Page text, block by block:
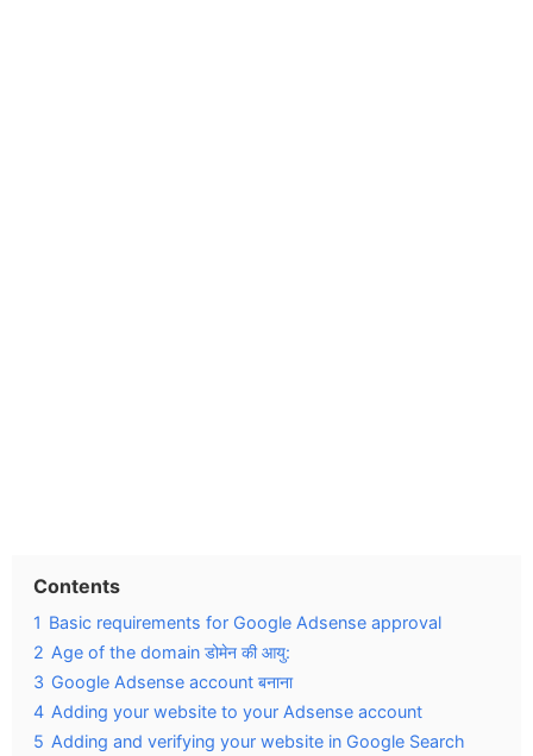
Contents
1 Basic requirements for Google Adsense approval
2 Age of the domain डोमेन की आयु:
3 Google Adsense account बनाना
4 Adding your website to your Adsense account
5 Adding and verifying your website in Google Search